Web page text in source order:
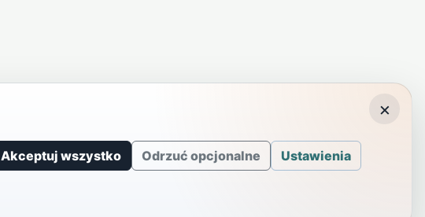
Akceptuj wszystko Odrzuć opcjonalne Ustawienia
×